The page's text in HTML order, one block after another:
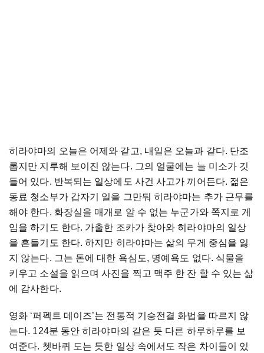
히라야마의 오늘은 어제와 같고, 내일은 오늘과 같다. 단조
롭지만 지루해 보이진 않는다. 그의 얼굴에는 늘 미소가 깃
들어 있다. 반복되는 일상에도 사건 사고가 끼어든다. 젊은
동료 청소부가 갑자기 일을 그만둬 히라야마는 추가 근무를
해야 한다. 화장실을 매개로 알 수 없는 누군가와 쪽지로 게
임을 하기도 한다. 가출한 조카가 찾아와 히라야마의 일상
을 흔들기도 한다. 하지만 히라야마는 삶의 무게 중심을 잃
지 않는다. 그는 돈에 대한 욕심도, 명예욕도 없다. 식물을
키우고 소설을 읽으며 사진을 찍고 맥주 한 잔 할 수 있는 삶
에 감사한다.
영화 ‘퍼펙트 데이즈’는 전통적 기승전결 화법을 따르지 않
는다. 124분 동안 히라야마의 같은 듯 다른 하루하루를 보
여준다. 쳇바퀴 도는 듯한 일상 속에서도 작은 차이들이 있